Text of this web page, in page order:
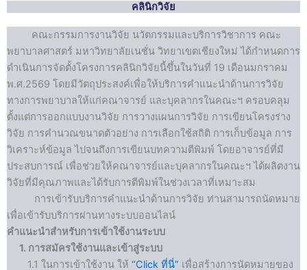
คลินิกวิจัย
คณะกรรมการงานวิจัย นวัตกรรมและบริการวิชาการ คณะ
พยาบาลศาสตร์ มหาวิทยาลัยเนชั่น วิทยาเขตเชียงใหม่ ได้กำหนดการ
ดำเนินการจัดตั้งโครงการคลินิกวิจัยนี้ขึ้นในวันที่ 19 เดือนมกราคม
พ.ศ.2569 โดยมีวัตถุประสงค์เพื่อให้บริการคำแนะนำด้านการวิจัย
ทางการพยาบาลให้แก่คณาจารย์ และบุคลากรในคณะฯ ครอบคลุม
ตั้งแต่การออกแบบงานวิจัย การวางแผนการวิจัย การเขียนโครงร่าง
วิจัย การคำนวณขนาดตัวอย่าง การเลือกใช้สถิติ การเก็บข้อมูล การ
วิเคราะห์ข้อมูล ไปจนถึงการเขียนบทความตีพิมพ์ โดยอาจารย์ที่มี
ประสบการณ์ เพื่อช่วยให้คณาจารย์และบุคลากรในคณะฯ ได้ผลิตงาน
วิจัยที่มีคุณภาพและได้รับการตีพิมพ์ในช่วงเวลาที่เหมาะสม
การเข้ารับบริการคำแนะนำด้านการวิจัย ท่านสามารถนัดหมาย
เพื่อเข้ารับบริการผ่านทางระบบออนไลน์
คำแนะนำสำหรับการเข้าใช้งานระบบ
1. การสมัครใช้งานและเข้าสู่ระบบ
1.1 ในการเข้าใช้งาน ให้ “Click ที่นี่” เพื่อสร้างการนัดหมายของ